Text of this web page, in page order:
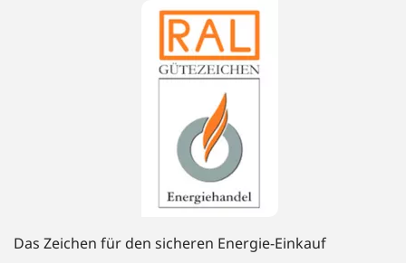
Das Zeichen für den sicheren Energie-Einkauf